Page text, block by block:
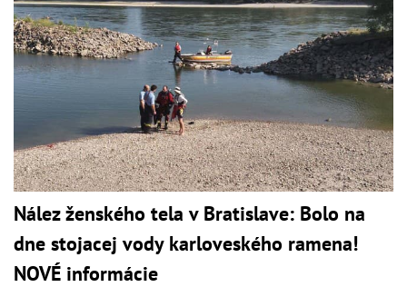
Nález ženského tela v Bratislave: Bolo na
dne stojacej vody karloveského ramena!
NOVÉ informácie